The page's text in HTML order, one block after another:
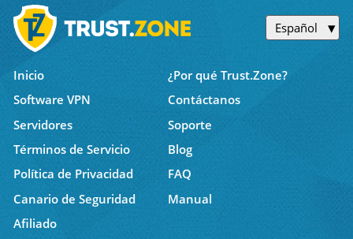
Español
Inicio
¿Por qué Trust.Zone?
Software VPN
Contáctanos
Servidores
Soporte
Términos de Servicio
Blog
Política de Privacidad
FAQ
Canario de Seguridad
Manual
Afiliado